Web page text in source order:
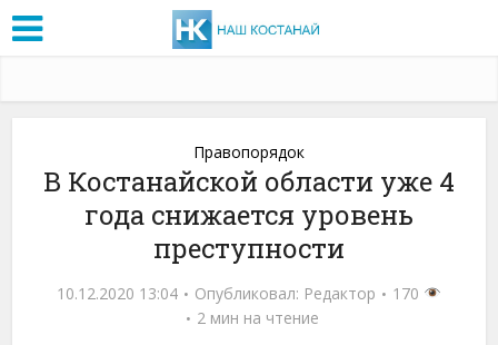
Правопорядок
В Костанайской области уже 4
года снижается уровень
преступности
10.12.2020 13:04 Опубликовал: Редактор
170
2 мин на чтение